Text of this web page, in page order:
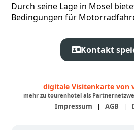
Durch seine Lage in Mosel
Bedingungen für
Kontakt
digitale Visitenkarte von
mehr zu tourenhotel als
Impressum | AGB |